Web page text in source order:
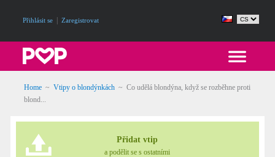
Přihlásit se Zaregistrovat
Home ~ Vtipy o blondýnkách ~ Co udělá blondýna, když se rozběhne proti
blond...
Přidat vtip
a podělit se s ostatními